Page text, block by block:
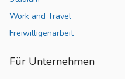
Work and Travel
Freiwilligenarbeit
Für Unternehmen